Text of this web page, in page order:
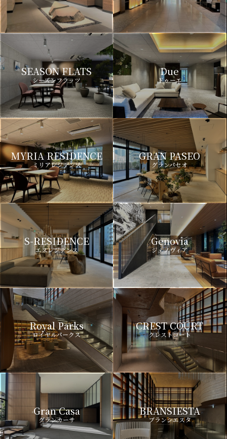
SEASON FLATS
シーズンフラッツ
Due
ドゥーエ
MYRIA RESIDENCE
ミリアレジデンス
GRAN PASEO
グランパセオ
S-RESIDENCE
エスレジデンス
Genovia
ジェノヴィア
Royal Parks
ロイヤルパークス
CREST COURT
クレストコート
Gran Casa
グランカーサ
BRANSIESTA
ブランシエスタ